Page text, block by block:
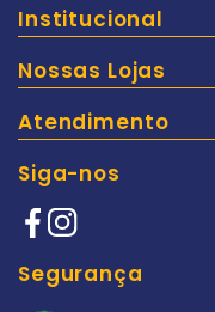
Institucional
Nossas Lojas
Atendimento
Siga-nos
Segurança